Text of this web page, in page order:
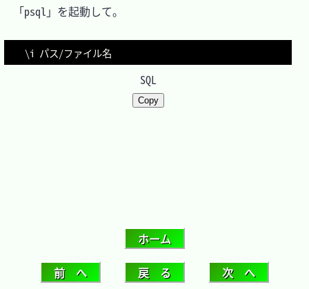
「psql」を起動して。
\i パス/
SQL
Copy